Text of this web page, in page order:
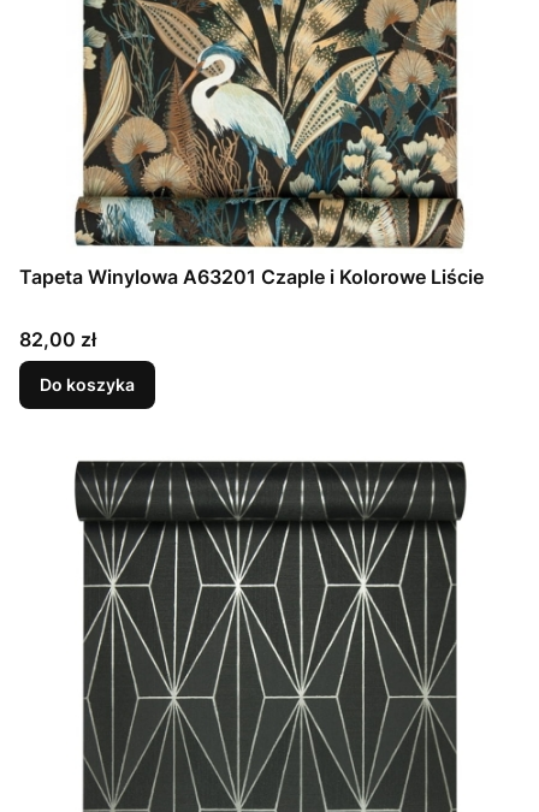
Tapeta Winylowa A63201 Czaple i Kolorowe Liście
Cena
82,00 zł
Do koszyka